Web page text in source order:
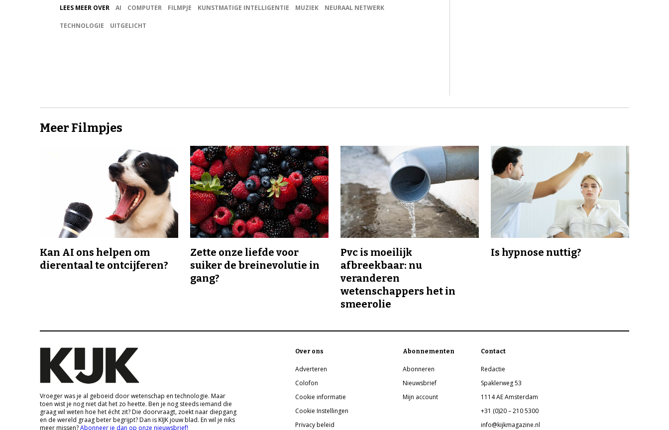
LEES MEER OVER AI COMPUTER FILMPJE KUNSTMATIGE INTELLIGENTIE MUZIEK NEURAAL NETWERK
TECHNOLOGIE UITGELICHT
Meer Filmpjes
Kan AI ons helpen om
dierentaal te ontcijferen?
Zette onze liefde voor
suiker de breinevolutie in
gang?
Pvc is moeilijk
afbreekbaar: nu
veranderen
wetenschappers het in
smeerolie
Is hypnose nuttig?
Vroeger was je al geboeid door wetenschap en technologie. Maar
toen wist je nog niet dat het zo heette. Ben je nog steeds iemand die
graag wil weten hoe het écht zit? Die doorvraagt, zoekt naar diepgang
en de wereld graag beter begrijpt? Dan is KIJK jouw blad. En wil je niks
meer missen?Abonneer je dan op onze nieuwsbrief!
Over ons
Adverteren
Colofon
Cookie informatie
Cookie Instellingen
Privacy beleid
Abonnementen
Abonneren
Nieuwsbrief
Mijn account
Contact
Redactie
Spaklerweg 53
1114 AE Amsterdam
+31 (0)20 – 210 5300
info@kijkmagazine.nl